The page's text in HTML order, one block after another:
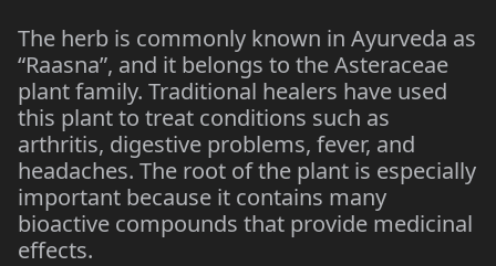
The herb is commonly known in Ayurveda as
“Raasna”, and it belongs to the Asteraceae
plant family. Traditional healers have used
this plant to treat conditions such as
arthritis, digestive problems, fever, and
headaches. The root of the plant is especially
important because it contains many
bioactive compounds that provide medicinal
effects.